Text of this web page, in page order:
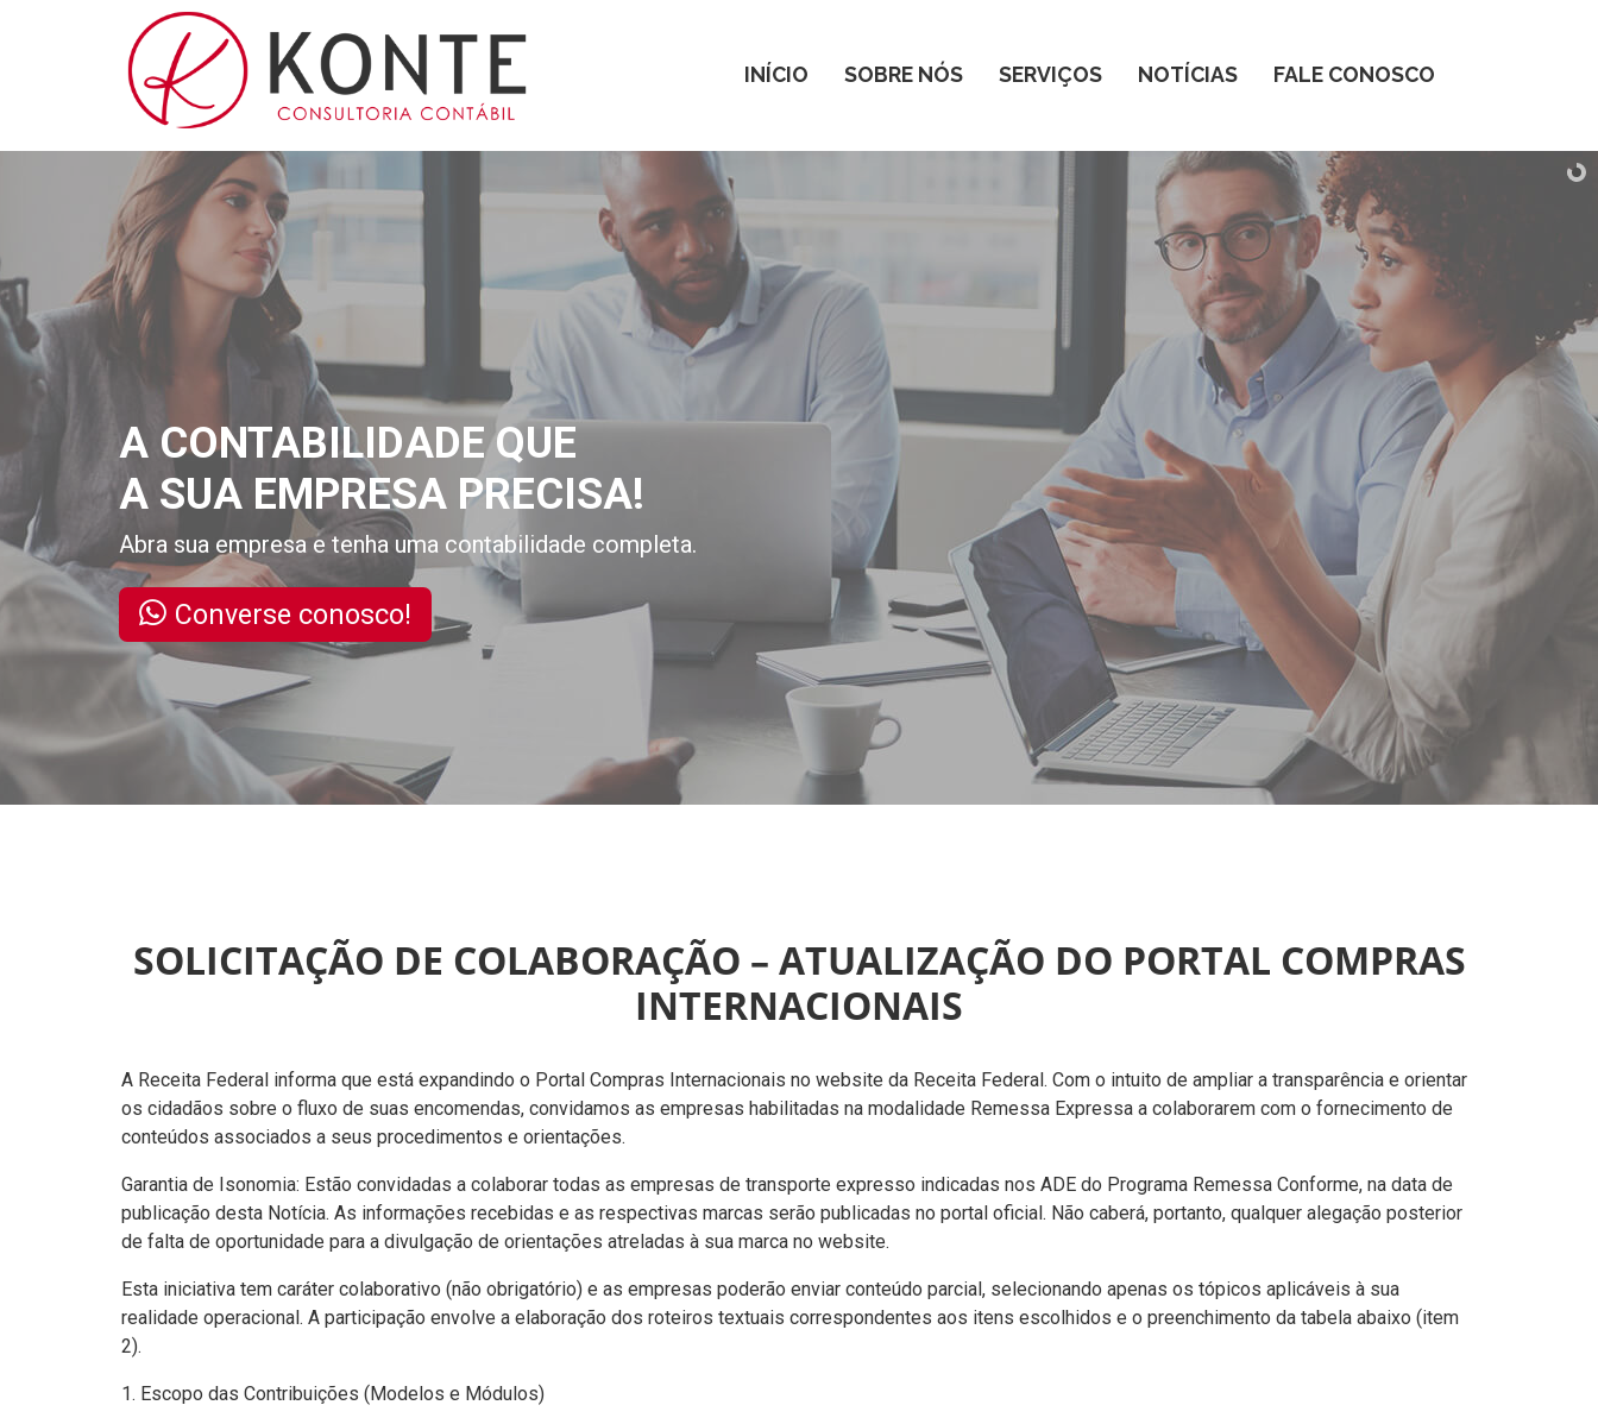
INÍCIO SOBRE NÓS SERVIÇOS NOTÍCIAS FALE CONOSCO
A CONTABILIDADE QUE
A SUA EMPRESA PRECISA!
Abra sua empresa e tenha uma contabilidade completa.
Converse conosco!
SOLICITAÇÃO DE COLABORAÇÃO – ATUALIZAÇÃO DO PORTAL COMPRAS
INTERNACIONAIS
A Receita Federal informa que está expandindo o Portal Compras Internacionais no website da Receita Federal. Com o intuito de ampliar a transparência e orientar
os cidadãos sobre o fluxo de suas encomendas, convidamos as empresas habilitadas na modalidade Remessa Expressa a colaborarem com o fornecimento de
conteúdos associados a seus procedimentos e orientações.
Garantia de Isonomia: Estão convidadas a colaborar todas as empresas de transporte expresso indicadas nos ADE do Programa Remessa Conforme, na data de
publicação desta Notícia. As informações recebidas e as respectivas marcas serão publicadas no portal oficial. Não caberá, portanto, qualquer alegação posterior
de falta de oportunidade para a divulgação de orientações atreladas à sua marca no website.
Esta iniciativa tem caráter colaborativo (não obrigatório) e as empresas poderão enviar conteúdo parcial, selecionando apenas os tópicos aplicáveis à sua
realidade operacional. A participação envolve a elaboração dos roteiros textuais correspondentes aos itens escolhidos e o preenchimento da tabela abaixo (item
2).
1. Escopo das Contribuições (Modelos e Módulos)